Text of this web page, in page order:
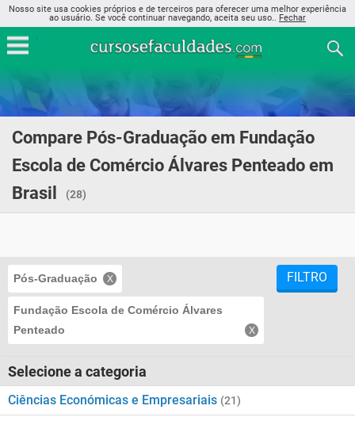
Nosso site usa cookies próprios e de terceiros para oferecer uma melhor experiência
ao usuário. Se você continuar navegando, aceita seu uso.. Fechar
Compare Pós-Graduação em Fundação
Escola de Comércio Álvares Penteado em
Brasil
(28)
Pós-Graduação
Fundação Escola de Comércio Álvares
Penteado
FILTRO
Selecione a categoria
Ciências Económicas e Empresariais (21)